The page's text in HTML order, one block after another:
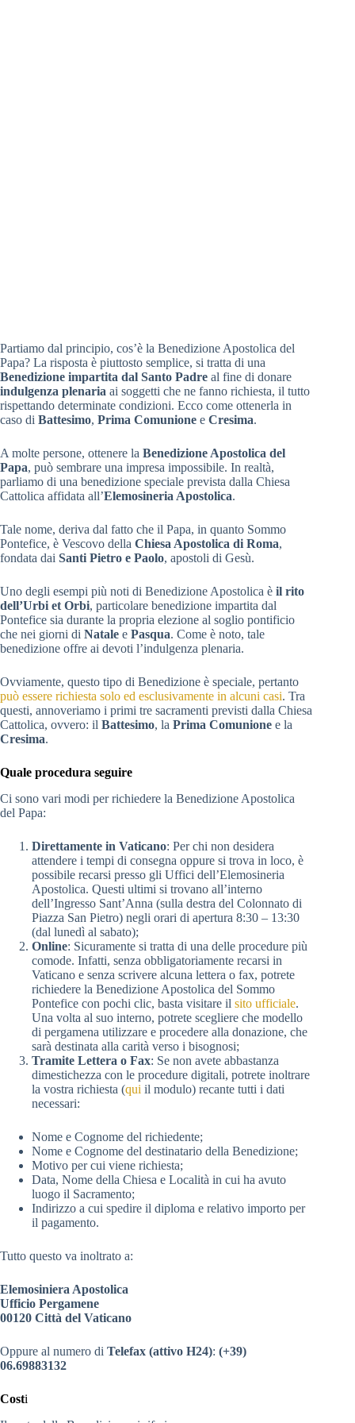
Partiamo dal principio, cos’è la Benedizione Apostolica del
Papa? La risposta è piuttosto semplice, si tratta di una
Benedizione impartita dal Santo Padre al fine di donare
indulgenza plenaria ai soggetti che ne fanno richiesta, il tutto
rispettando determinate condizioni. Ecco come ottenerla in
caso di Battesimo, Prima Comunione e Cresima.
A molte persone, ottenere la Benedizione Apostolica del
Papa, può sembrare una impresa impossibile. In realtà,
parliamo di una benedizione speciale prevista dalla Chiesa
Cattolica affidata all’Elemosineria Apostolica.
Tale nome, deriva dal fatto che il Papa, in quanto Sommo
Pontefice, è Vescovo della Chiesa Apostolica di Roma,
fondata dai Santi Pietro e Paolo, apostoli di Gesù.
Uno degli esempi più noti di Benedizione Apostolica è il rito
dell’Urbi et Orbi, particolare benedizione impartita dal
Pontefice sia durante la propria elezione al soglio pontificio
che nei giorni di Natale e Pasqua. Come è noto, tale
benedizione offre ai devoti l’indulgenza plenaria.
Ovviamente, questo tipo di Benedizione è speciale, pertanto
può essere richiesta solo ed esclusivamente in alcuni casi. Tra
questi, annoveriamo i primi tre sacramenti previsti dalla Chiesa
Cattolica, ovvero: il Battesimo, la Prima Comunione e la
Cresima.
Quale procedura seguire
Ci sono vari modi per richiedere la Benedizione Apostolica
del Papa:
Direttamente in Vaticano: Per chi non desidera
attendere i tempi di consegna oppure si trova in loco, è
possibile recarsi presso gli Uffici dell’Elemosineria
Apostolica. Questi ultimi si trovano all’interno
dell’Ingresso Sant’Anna (sulla destra del Colonnato di
Piazza San Pietro) negli orari di apertura 8:30 – 13:30
(dal lunedì al sabato);
Online: Sicuramente si tratta di una delle procedure più
comode. Infatti, senza obbligatoriamente recarsi in
Vaticano e senza scrivere alcuna lettera o fax, potrete
richiedere la Benedizione Apostolica del Sommo
Pontefice con pochi clic, basta visitare il sito ufficiale.
Una volta al suo interno, potrete scegliere che modello
di pergamena utilizzare e procedere alla donazione, che
sarà destinata alla carità verso i bisognosi;
Tramite Lettera o Fax: Se non avete abbastanza
dimestichezza con le procedure digitali, potrete inoltrare
la vostra richiesta (qui il modulo) recante tutti i dati
necessari:
Nome e Cognome del richiedente;
Nome e Cognome del destinatario della Benedizione;
Motivo per cui viene richiesta;
Data, Nome della Chiesa e Località in cui ha avuto
luogo il Sacramento;
Indirizzo a cui spedire il diploma e relativo importo per
il pagamento.
Tutto questo va inoltrato a:
Elemosiniera Apostolica
Ufficio Pergamene
00120 Città del Vaticano
Oppure al numero di Telefax (attivo H24): (+39)
06.69883132
Costi